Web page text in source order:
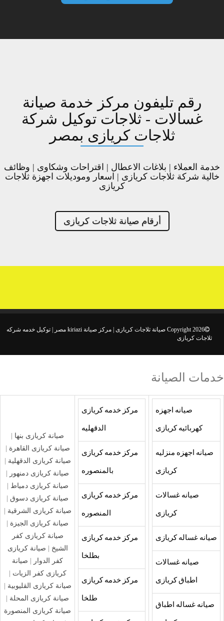
رقم تليفون مركز خدمة صيانة
غسالات - ثلاجات توكيل شركة
ثلاجات كريازى بمصر
خدمة العملاء | بلاغات الاعطال | اقتراحات وشكاوى | وظائف
خالية شركة ثلاجات كريازى | اسعار وموديلات اجهزة ثلاجات
كريازى
أرقام صيانة ثلاجات كريازى
Copyright 2026 صيانة ثلاجات كريازى | مركز صيانة kiriazi مصر | توكيل خدمه شركه
ثلاجات كريازى
خدمات الصيانة
صيانه اجهزه
كهربائيه كريازى
صيانه اجهزه منزليه
كريازى
صيانه غسالات
كريازى
صيانه غساله كريازى
صيانه غسالات
اطباق كريازى
صيانه غساله اطباق
مركز خدمه كريازى
الدقهليه
مركز خدمه كريازى
بالمنصوره
مركز خدمه كريازى
المنصوره
مركز خدمه كريازى
بطلخا
مركز خدمه كريازى
طلخا
صيانة كريازى بنها
صيانة كريازى القاهرة
صيانة كريازى الدقهلية
صيانة كريازى دمنهور
صيانة كريازى دمياط
صيانة كريازى دسوق
صيانة كريازى الشرقية
صيانة كريازى الجيزة
صيانة كريازى كفر
الشيخ
صيانة كريازى
كفر الدوار
صيانة
كريازى كفر الزيات
صيانة كريازى القليوبية
صيانة كريازى المحلة
صيانة كريازى المنصورة